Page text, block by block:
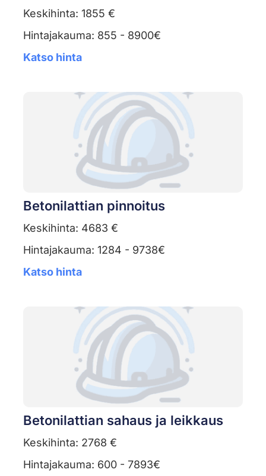
Keskihinta: 1855 €
Hintajakauma: 855 - 8900€
Katso hinta
Betonilattian pinnoitus
Keskihinta: 4683 €
Hintajakauma: 1284 - 9738€
Katso hinta
Betonilattian sahaus ja leikkaus
Keskihinta: 2768 €
Hintajakauma: 600 - 7893€